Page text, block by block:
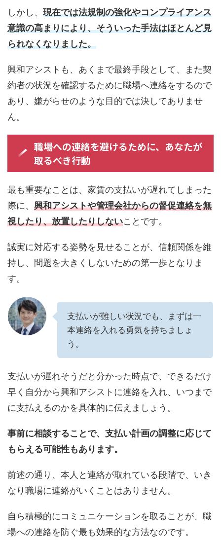
しかし、 現在では法規制の強化やコンプライアンス
意識の高まりにより、そういった手法はほとんど見
られなくなりました。
興和アシストも、あくまで最終手段として、また契
約者の状況を確認するために職場へ連絡をするので
あり、嫌がらせのような目的では決してありませ
ん。
職場への連絡を避けるために、あなたが
取るべき行動
最も重要なことは、家賃の支払いが遅れてしまった
際に、 興和アシストや管理会社からの督促連絡を無
視したり、放置したりしないことです。
誠実に対応する姿勢を見せることが、信頼関係を維
持し、問題を大きくしないための第一歩となりま
す。
支払いが難しい状況でも、まずは一
本連絡を入れる勇気を持ちましょ
う。
支払いが遅れそうだと分かった時点で、できるだけ
早く自分から興和アシストに連絡を入れ、いつまで
に支払えるのかを具体的に伝えましょう。
事前に相談することで、支払い計画の調整に応じて
もらえる可能性もあります。
前述の通り、本人と連絡が取れている段階で、いき
なり職場に連絡がいくことはありません。
自ら積極的にコミュニケーションを取ることが、職
場への連絡を防ぐ最も効果的な方法なのです。